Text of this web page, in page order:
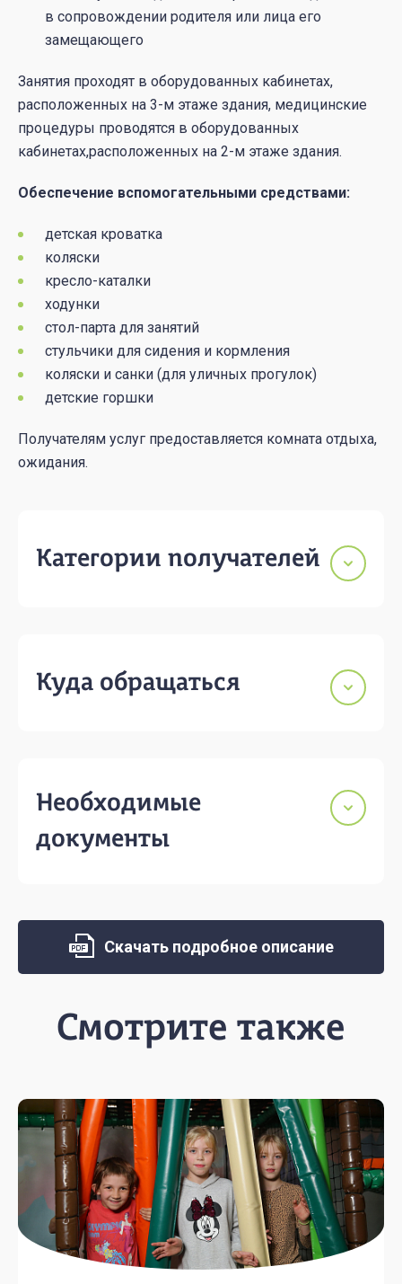
в сопровождении родителя или лица его
замещающего
Занятия проходят в оборудованных кабинетах,
расположенных на 3-м этаже здания, медицинские
процедуры проводятся в оборудованных
кабинетах,расположенных на 2-м этаже здания.
Обеспечение вспомогательными средствами:
детская кроватка
коляски
кресло-каталки
ходунки
стол-парта для занятий
стульчики для сидения и кормления
коляски и санки (для уличных прогулок)
детские горшки
Получателям услуг предоставляется комната отдыха,
ожидания.
Категории получателей
Куда обращаться
Необходимые
документы
Скачать подробное описание
Смотрите также